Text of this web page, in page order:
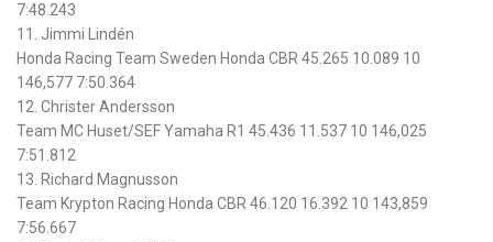
7:48.243
11. Jimmi Lindén
Honda Racing Team Sweden Honda CBR 45.265 10.089 10
146,577 7:50.364
12. Christer Andersson
Team MC Huset/SEF Yamaha R1 45.436 11.537 10 146,025
7:51.812
13. Richard Magnusson
Team Krypton Racing Honda CBR 46.120 16.392 10 143,859
7:56.667